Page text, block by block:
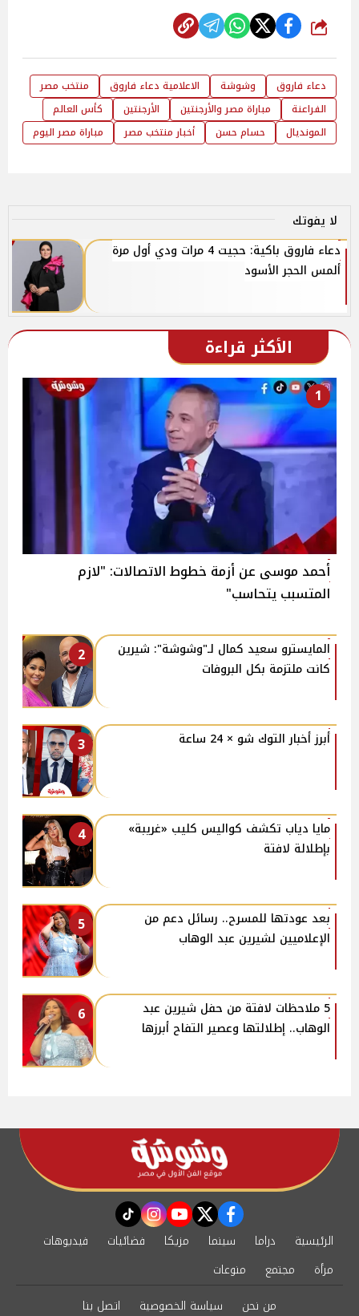
شارك
دعاء فاروق وشوشة الاعلامية دعاء فاروق
منتخب مصر
الفراعنة
مباراة مصر والأرجنتين الأرجنتين
كأس العالم
المونديال
حسام حسن أخبار منتخب مصر مباراة مصر اليوم
لا يفوتك
دعاء فاروق باكية: حجيت 4 مرات ودي أول مرة
ألمس الحجر الأسود
الأكثر قراءة
1
أحمد موسى عن أزمة خطوط الاتصالات: "لازم
المتسبب يتحاسب"
2
المايسترو سعيد كمال لـ"وشوشة": شيرين
كانت ملتزمة بكل البروفات
3 أبرز أخبار التوك شو × 24 ساعة
4
مايا دياب تكشف كواليس كليب «غريبة»
بإطلالة لافتة
5
بعد عودتها للمسرح.. رسائل دعم من
الإعلاميين لشيرين عبد الوهاب
6
5 ملاحظات لافتة من حفل شيرين عبد
الوهاب.. إطلالتها وعصير التفاح أبرزها
facebook
twitter
youtube
instagram
tiktok
الرئيسية دراما سينما مزيكا فضائيات
فيديوهات
مرأة
مجتمع
منوعات
من نحن
سياسة الخصوصية اتصل بنا